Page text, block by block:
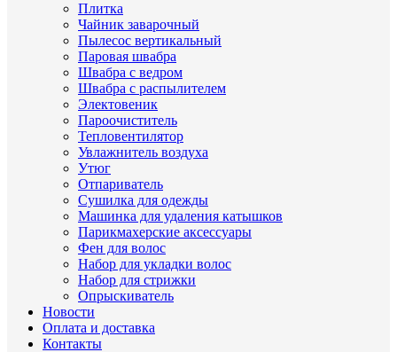
Плитка
Чайник заварочный
Пылесос вертикальный
Паровая швабра
Швабра с ведром
Швабра с распылителем
Электовеник
Пароочиститель
Тепловентилятор
Увлажнитель воздуха
Утюг
Отпариватель
Сушилка для одежды
Машинка для удаления катышков
Парикмахерские аксессуары
Фен для волос
Набор для укладки волос
Набор для стрижки
Опрыскиватель
Новости
Оплата и доставка
Контакты